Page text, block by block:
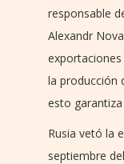
responsable
Alexandr
la producción
esto
Rusia vetó la
septiembre